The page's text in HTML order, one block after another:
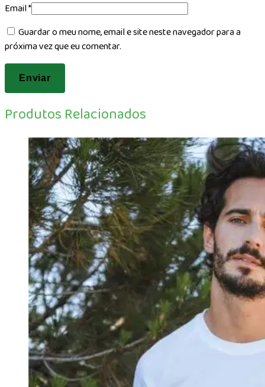
Email*
Guardar o meu nome, email e site neste navegador para a
próxima vez que eu comentar.
Produtos Relacionados